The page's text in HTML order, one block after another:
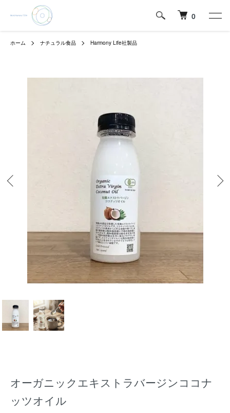
0
ホーム ナチュラル食品 Harmony Life社製品
オーガニックエキストラバージンココナ
ッツオイル